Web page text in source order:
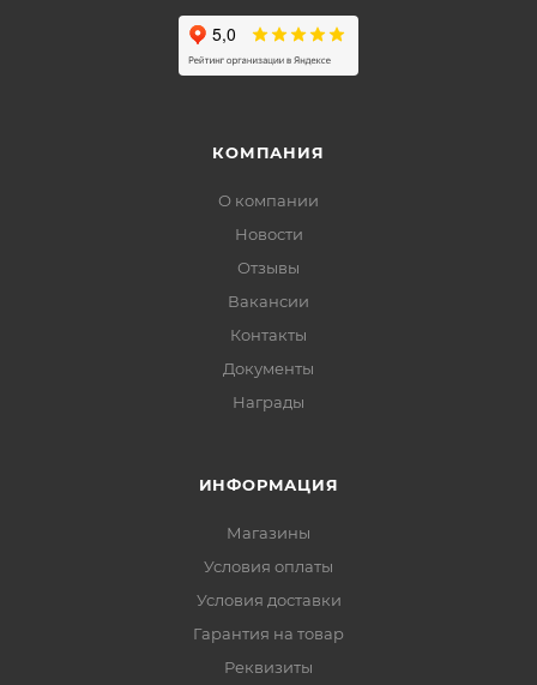
КОМПАНИЯ
О компании
Новости
Отзывы
Вакансии
Контакты
Документы
Награды
ИНФОРМАЦИЯ
Магазины
Условия оплаты
Условия доставки
Гарантия на товар
Реквизиты